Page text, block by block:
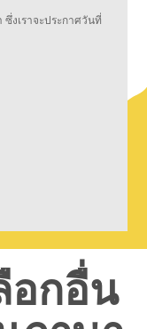
งเราจะประกาศวันที่
อกอื่น